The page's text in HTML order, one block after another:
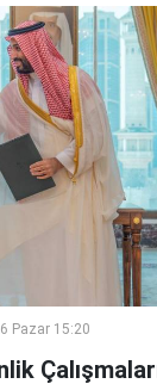
Pazar 15:20